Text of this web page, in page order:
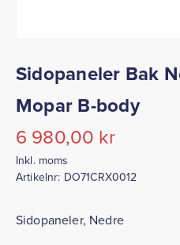
Sidopaneler Bak
Mopar B-body
6 980,00 kr
Inkl. moms
Artikelnr: DO71CRX0012
Sidopaneler, Nedre